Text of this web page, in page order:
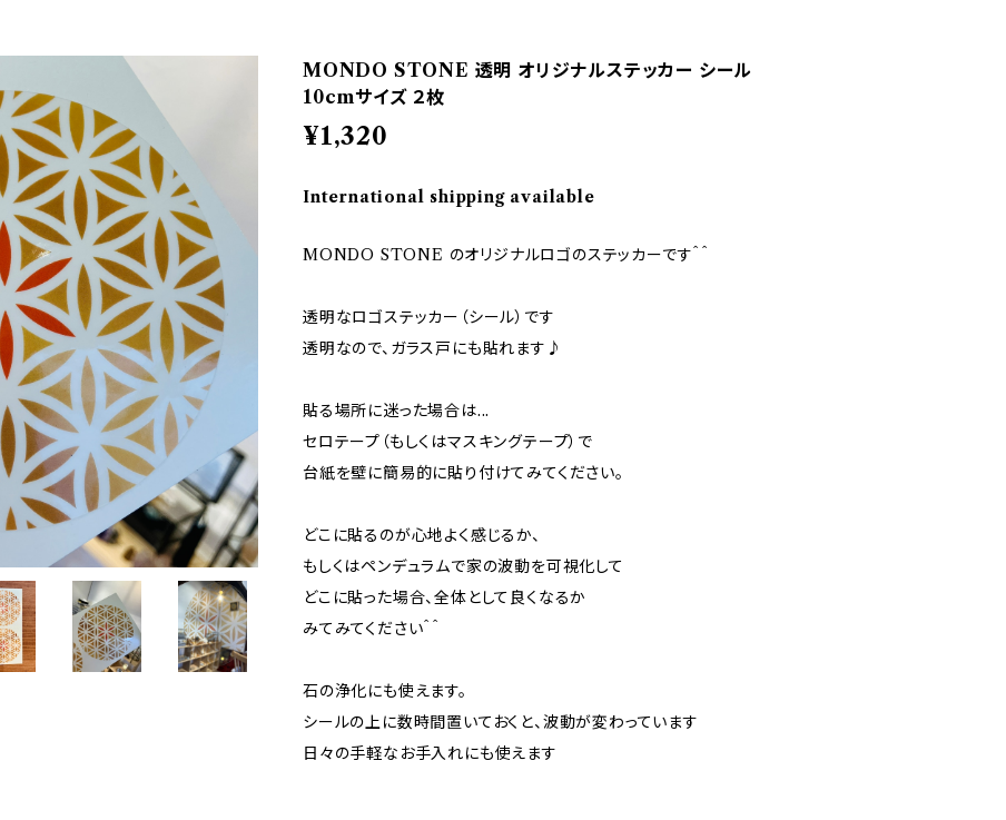
MONDO STONE 透明 オリジナルステッカー シール
10cmサイズ ２枚
¥1,320
International shipping available
MONDO STONE のオリジナルロゴのステッカーです＾＾
透明なロゴステッカー（シール）です
透明なので、ガラス戸にも貼れます♪
貼る場所に迷った場合は...
セロテープ（もしくはマスキングテープ）で
台紙を壁に簡易的に貼り付けてみてください。
どこに貼るのが心地よく感じるか、
もしくはペンデュラムで家の波動を可視化して
どこに貼った場合、全体として良くなるか
みてみてください＾＾
石の浄化にも使えます。
シールの上に数時間置いておくと、波動が変わっています
日々の手軽なお手入れにも使えます